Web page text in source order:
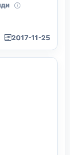
2017-11-25